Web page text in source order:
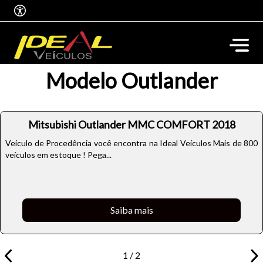
Modelo Outlander
Mitsubishi Outlander MMC COMFORT 2018
Veículo de Procedência você encontra na Ideal Veículos Mais de 800
veículos em estoque ! Pega...
Saiba mais
1 / 2